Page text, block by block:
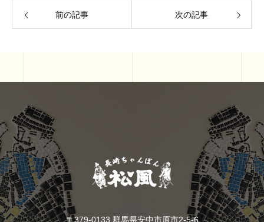
前の記事 次の記事
〒379-0133 群馬県安中市原市2-5-6